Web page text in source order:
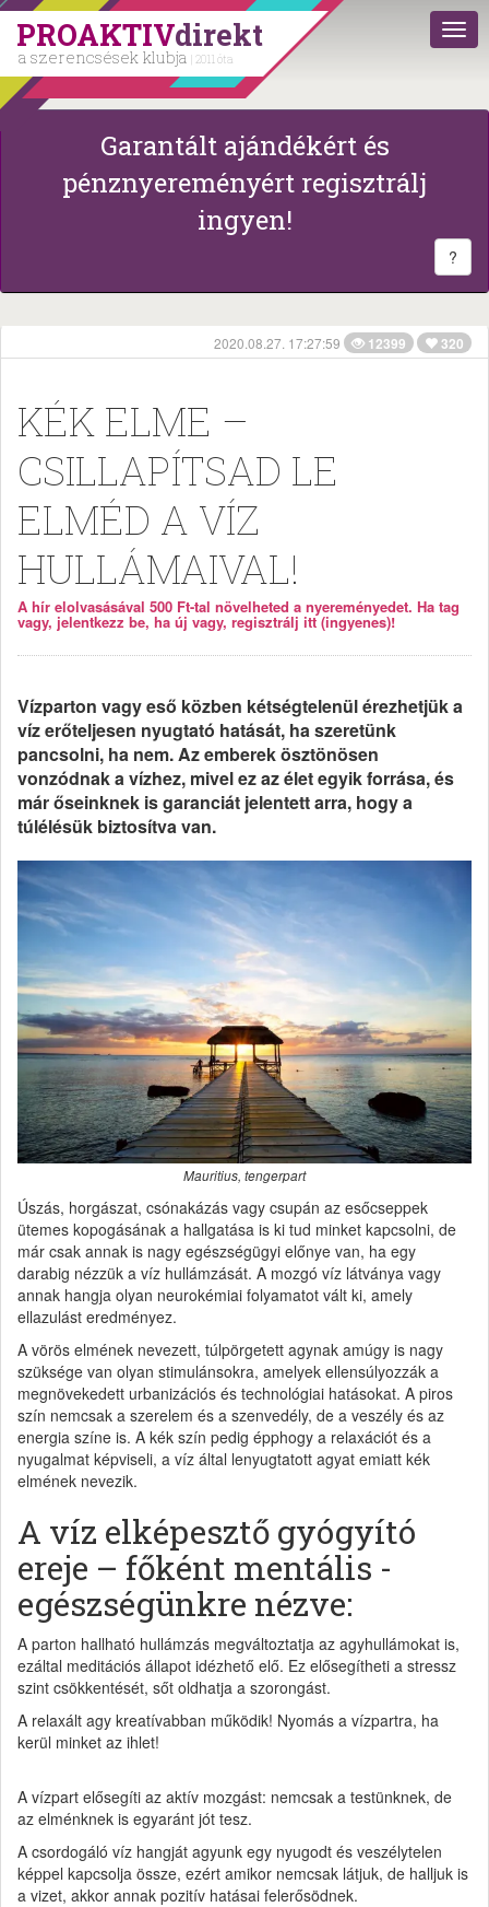
PROAKTIVdirekt
a szerencsések klubja | 2011 óta
Garantált ajándékért és
pénznyereményért regisztrálj
ingyen!
?
2020.08.27. 17:27:59 12399 320
KÉK ELME –
CSILLAPÍTSAD LE
ELMÉD A VÍZ
HULLÁMAIVAL!
A hír elolvasásával 500 Ft-tal növelheted a nyereményedet. Ha tag
vagy, jelentkezz be, ha új vagy, regisztrálj itt (ingyenes)!
Vízparton vagy eső közben kétségtelenül érezhetjük a
víz erőteljesen nyugtató hatását, ha szeretünk
pancsolni, ha nem. Az emberek ösztönösen
vonzódnak a vízhez, mivel ez az élet egyik forrása, és
már őseinknek is garanciát jelentett arra, hogy a
túlélésük biztosítva van.
Mauritius, tengerpart
Úszás, horgászat, csónakázás vagy csupán az esőcseppek
ütemes kopogásának a hallgatása is ki tud minket kapcsolni, de
már csak annak is nagy egészségügyi előnye van, ha egy
darabig nézzük a víz hullámzását. A mozgó víz látványa vagy
annak hangja olyan neurokémiai folyamatot vált ki, amely
ellazulást eredményez.
A vörös elmének nevezett, túlpörgetett agynak amúgy is nagy
szüksége van olyan stimulánsokra, amelyek ellensúlyozzák a
megnövekedett urbanizációs és technológiai hatásokat. A piros
szín nemcsak a szerelem és a szenvedély, de a veszély és az
energia színe is. A kék szín pedig épphogy a relaxációt és a
nyugalmat képviseli, a víz által lenyugtatott agyat emiatt kék
elmének nevezik.
A víz elképesztő gyógyító
ereje – főként mentális -
egészségünkre nézve:
A parton hallható hullámzás megváltoztatja az agyhullámokat is,
ezáltal meditációs állapot idézhető elő. Ez elősegítheti a stressz
szint csökkentését, sőt oldhatja a szorongást.
A relaxált agy kreatívabban működik! Nyomás a vízpartra, ha
kerül minket az ihlet!
A vízpart elősegíti az aktív mozgást: nemcsak a testünknek, de
az elménknek is egyaránt jót tesz.
A csordogáló víz hangját agyunk egy nyugodt és veszélytelen
képpel kapcsolja össze, ezért amikor nemcsak látjuk, de halljuk is
a vizet, akkor annak pozitív hatásai felerősödnek.